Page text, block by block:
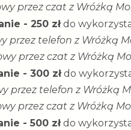
przez czat z Wróżką
- 250 złdo
przez telefon z Wróżką
przez czat z Wróżką
- 300 złdo
przez telefon z Wróżką
przez czat z Wróżką
- 500 złdo